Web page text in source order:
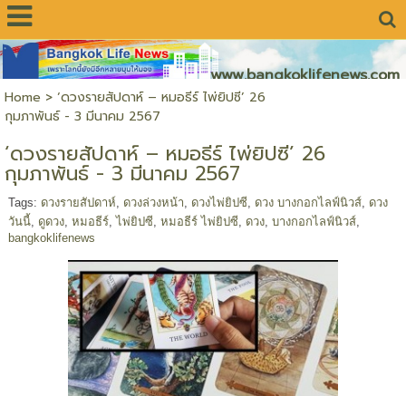
www.bangkoklifenews.com
Home > ‘ดวงรายสัปดาห์ – หมอธีร์ ไพ่ยิปซี’ 26
กุมภาพันธ์ - 3 มีนาคม 2567
‘ดวงรายสัปดาห์ – หมอธีร์ ไพ่ยิปซี’ 26
กุมภาพันธ์ - 3 มีนาคม 2567
Tags: ดวงรายสัปดาห์ ดวงล่วงหน้า ดวงไพ่ยิปซี ดวง บางกอกไลฟ์นิวส์, ดวง
วันนี้, ดูดวง, หมอธีร์,ไพ่ยิปซี หมอธีร์ ไพ่ยิปซี ดวง, บางกอกไลฟ์นิวส์,
bangkoklifenews